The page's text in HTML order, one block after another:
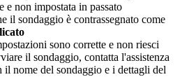
e non impostata in passato
il sondaggio è contrassegnato come
sono corrette e non riesci
il sondaggio, contatta l'assistenza
il nome del sondaggio e i dettagli del